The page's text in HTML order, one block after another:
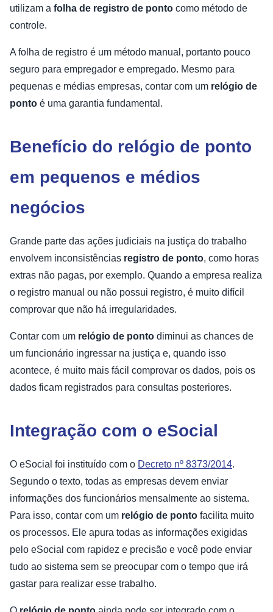
utilizam a folha de registro de ponto como método de
controle.
A folha de registro é um método manual, portanto pouco
seguro para empregador e empregado. Mesmo para
pequenas e médias empresas, contar com um relógio de
ponto é uma garantia fundamental.
Benefício do relógio de ponto
em pequenos e médios
negócios
Grande parte das ações judiciais na justiça do trabalho
envolvem inconsistências registro de ponto, como horas
extras não pagas, por exemplo. Quando a empresa realiza
o registro manual ou não possui registro, é muito difícil
comprovar que não há irregularidades.
Contar com um relógio de ponto diminui as chances de
um funcionário ingressar na justiça e, quando isso
acontece, é muito mais fácil comprovar os dados, pois os
dados ficam registrados para consultas posteriores.
Integração com o eSocial
O eSocial foi instituído com o Decreto nº 8373/2014.
Segundo o texto, todas as empresas devem enviar
informações dos funcionários mensalmente ao sistema.
Para isso, contar com um relógio de ponto facilita muito
os processos. Ele apura todas as informações exigidas
pelo eSocial com rapidez e precisão e você pode enviar
tudo ao sistema sem se preocupar com o tempo que irá
gastar para realizar esse trabalho.